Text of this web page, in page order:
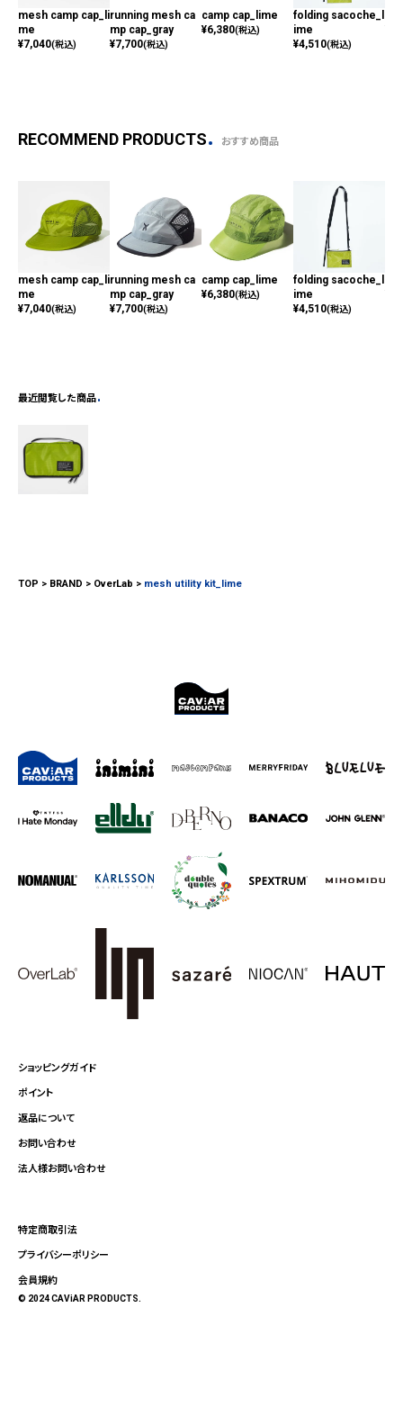
mesh camp cap_li
me
¥7,040(税込)
running mesh ca
mp cap_gray
¥7,700(税込)
camp cap_lime
¥6,380(税込)
folding sacoche_l
ime
¥4,510(税込)
RECOMMEND PRODUCTS おすすめ商品
mesh camp cap_li
me
¥7,040(税込)
running mesh ca
mp cap_gray
¥7,700(税込)
camp cap_lime
¥6,380(税込)
folding sacoche_l
ime
¥4,510(税込)
最近閲覧した商品
TOP BRAND OverLab mesh utility kit_lime
ショッピングガイド
ポイント
返品について
お問い合わせ
法人様お問い合わせ
特定商取引法
プライバシーポリシー
会員規約
© 2024 CAViAR PRODUCTS.